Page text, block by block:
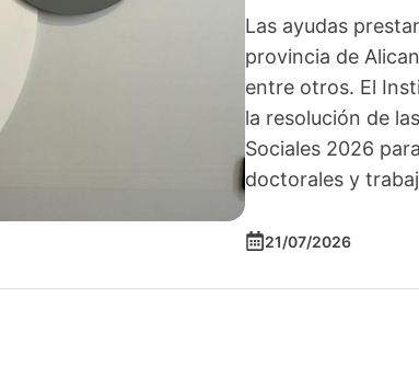
Las ayudas
provincia de
entre otros. El
la resolución de
Sociales 2026
doctorales y
21/07/2026